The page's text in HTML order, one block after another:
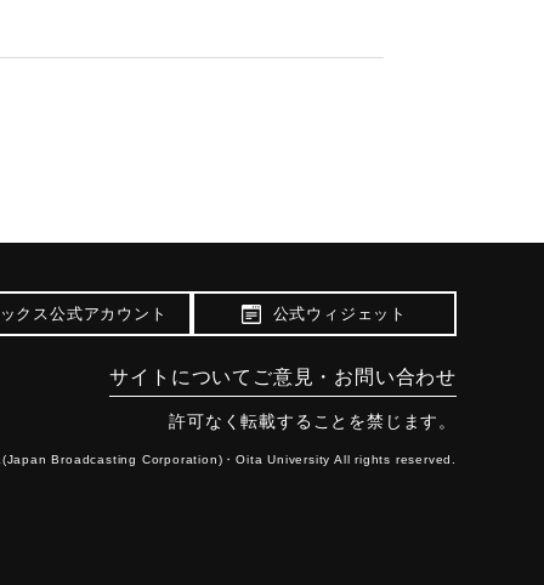
クス公式アカウント 公式ウィジェット
サイトについて ご意見・お問い合わせ
許可なく転載することを禁じます。
Broadcasting Corporation)・Oita University All rights reserved.